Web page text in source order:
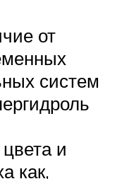
от
систем
и
как,